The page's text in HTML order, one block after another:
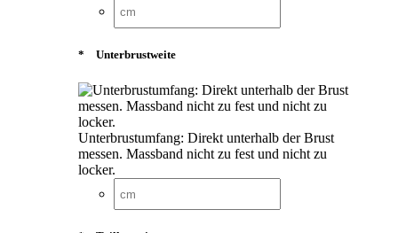
* Unterbrustweite
Unterbrustumfang: Direkt unterhalb der Brust
messen. Massband nicht zu fest und nicht zu
locker.